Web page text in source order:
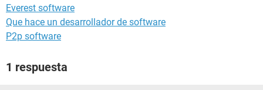
Everest software
Que hace un desarrollador de software
P2p software
1 respuesta